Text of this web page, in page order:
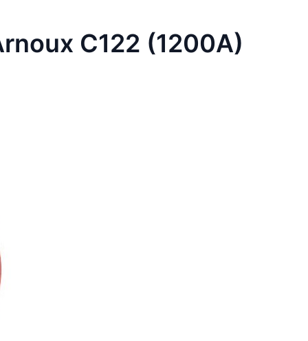
C122 (1200A)